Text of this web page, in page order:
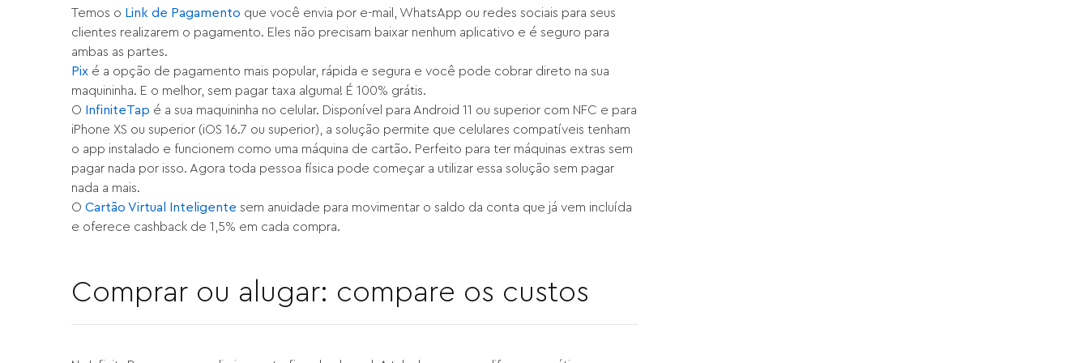
Temos o Link de Pagamento que você envia por e-mail, WhatsApp ou redes sociais para seus
clientes realizarem o pagamento. Eles não precisam baixar nenhum aplicativo e é seguro para
ambas as partes.
Pix é a opção de pagamento mais popular, rápida e segura e você pode cobrar direto na sua
maquininha. E o melhor, sem pagar taxa alguma! É 100% grátis.
O
InfiniteTap é a sua maquininha no celular. Disponível para Android 11 ou superior com NFC e para
iPhone XS ou superior (iOS 16.7 ou superior), a solução permite que celulares compatíveis tenham
o app instalado e funcionem como uma máquina de cartão. Perfeito para ter máquinas extras sem
pagar nada por isso. Agora toda pessoa física pode começar a utilizar essa solução sem pagar
nada a mais.
OCartão Virtual Inteligente sem anuidade para movimentar o saldo da conta que já vem incluída
e oferece cashback de 1,5% em cada compra.
Comprar ou alugar: compare os custos